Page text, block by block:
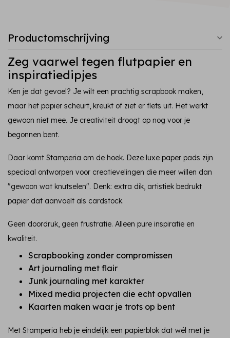
Productomschrijving
Zeg vaarwel tegen flutpapier en
inspiratiedipjes
Ken je dat gevoel? Je wilt een prachtig scrapbook maken,
maar het papier scheurt, kreukt of ziet er flets uit. Het werkt
gewoon niet mee. Je creativiteit droogt op nog voor je
begonnen bent.
Daar komt Stamperia om de hoek. Deze luxe paper pads zijn
speciaal ontworpen voor creatievelingen die meer willen dan
"gewoon wat knutselen". Denk: extra dik, artistiek bedrukt
papier dat aanvoelt als cardstock.
Geen doordruk, geen frustratie. Alleen pure inspiratie en
kwaliteit.
Scrapbooking zonder compromissen
Art journaling met flair
Junk journaling met karakter
Mixed media projecten die echt opvallen
Kaarten maken waar je trots op bent
Met Stamperia heb je eindelijk een papierblok dat wél met je